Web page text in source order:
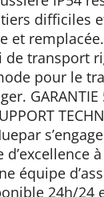
difficiles
et
de transport
pour le
GARANTIE
d’excellence
équipe
24h/24